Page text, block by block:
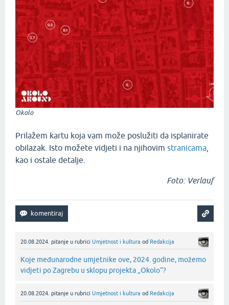
Okolo
Prilažem kartu koja vam može poslužiti da isplanirate
obilazak. Isto možete vidjeti i na njihovim stranicama
kao i ostale detalje.
Foto: Verlauf
20.08.2024. pitanje u rubrici Umjetnost i kultura od Redakcija
Koje međunarodne umjetnike ove, 2024. godine, možemo
vidjeti po Zagrebu u sklopu projekta „Okolo“?
20.08.2024. pitanje u rubrici Umjetnost i kultura od Redakcija